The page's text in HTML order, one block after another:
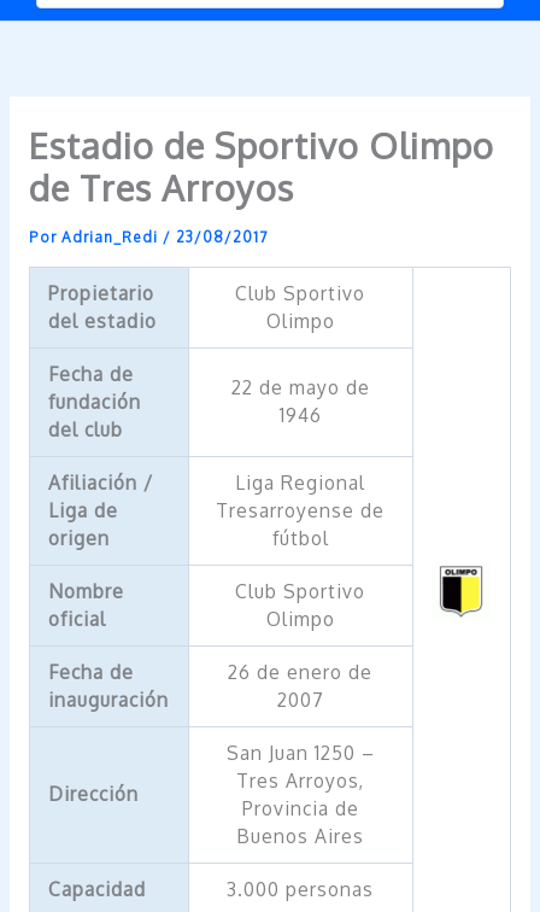
Estadio de Sportivo Olimpo
de Tres Arroyos
Por Adrian_Redi / 23/08/2017
Propietario
del estadio
Club Sportivo
Olimpo
Fecha de
fundación
del club
22 de mayo de
1946
Afiliación /
Liga de
origen
Liga Regional
Tresarroyense de
fútbol
Nombre
oficial
Club Sportivo
Olimpo
Fecha de
inauguración
26 de enero de
2007
Dirección
San Juan 1250 –
Tres Arroyos,
Provincia de
Buenos Aires
Capacidad 3.000 personas